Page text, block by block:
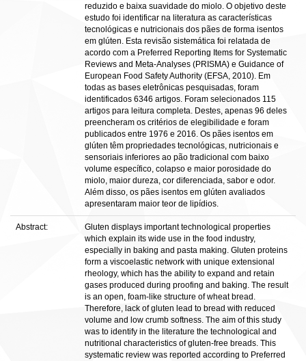
reduzido e baixa suavidade do miolo. O objetivo deste
estudo foi identificar na literatura as características
tecnológicas e nutricionais dos pães de forma isentos
em glúten. Esta revisão sistemática foi relatada de
acordo com a Preferred Reporting Items for Systematic
Reviews and Meta-Analyses (PRISMA) e Guidance of
European Food Safety Authority (EFSA, 2010). Em
todas as bases eletrônicas pesquisadas, foram
identificados 6346 artigos. Foram selecionados 115
artigos para leitura completa. Destes, apenas 96 deles
preencheram os critérios de elegibilidade e foram
publicados entre 1976 e 2016. Os pães isentos em
glúten têm propriedades tecnológicas, nutricionais e
sensoriais inferiores ao pão tradicional com baixo
volume específico, colapso e maior porosidade do
miolo, maior dureza, cor diferenciada, sabor e odor.
Além disso, os pães isentos em glúten avaliados
apresentaram maior teor de lipídios.
Abstract:
Gluten displays important technological properties
which explain its wide use in the food industry,
especially in baking and pasta making. Gluten proteins
form a viscoelastic network with unique extensional
rheology, which has the ability to expand and retain
gases produced during proofing and baking. The result
is an open, foam-like structure of wheat bread.
Therefore, lack of gluten lead to bread with reduced
volume and low crumb softness. The aim of this study
was to identify in the literature the technological and
nutritional characteristics of gluten-free breads. This
systematic review was reported according to Preferred